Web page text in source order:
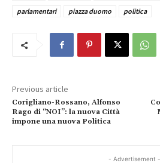
parlamentari
piazza duomo politica
Previous article
Corigliano-Rossano, Alfonso
Rago di “NOI”: la nuova Città
impone una nuova Politica
- Advertisement -